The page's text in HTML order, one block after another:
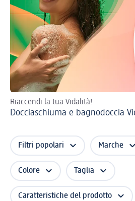
Riaccendi la tua Vidalità!
Docciaschiuma e bagnodoccia
Filtri popolari Marche
Colore Taglia
Caratteristiche del prodotto